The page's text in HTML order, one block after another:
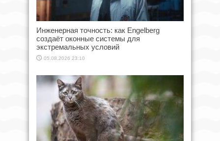
Инженерная точность: как Engelberg
создаёт оконные системы для
экстремальных условий
05.08.2026 23:10